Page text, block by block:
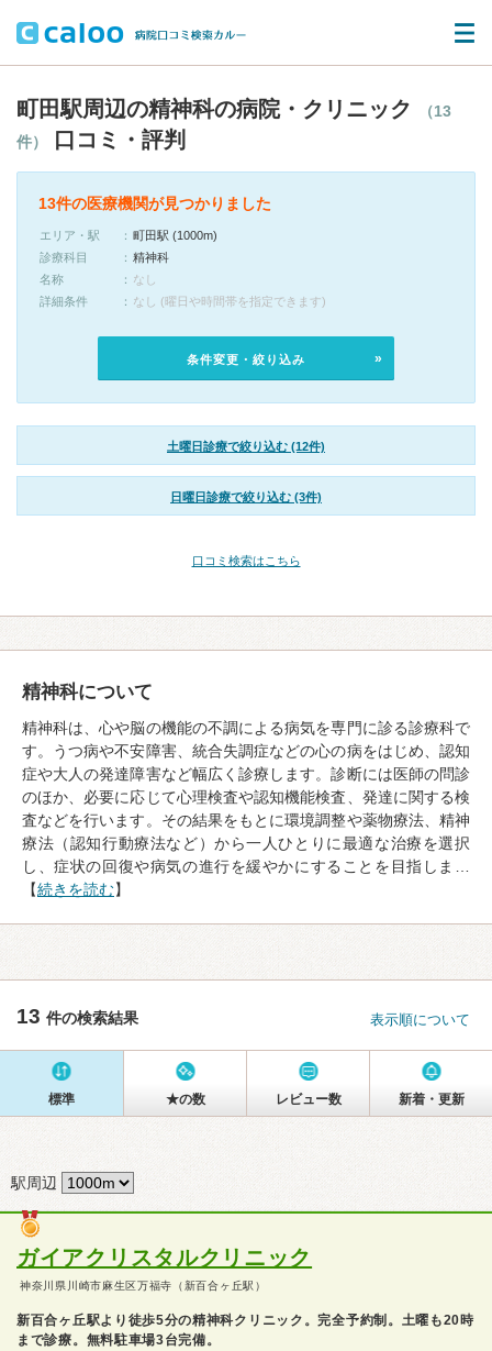
町田駅周辺の精神科の病院・クリニック
（13
件）
口コミ・評判
13件の医療機関が見つかりました
エリア・駅
町田駅 (1000m)
診療科目
精神科
名称
なし
詳細条件
なし (曜日や時間帯を指定できます)
条件変更・絞り込み
土曜日診療で絞り込む (12件)
日曜日診療で絞り込む (3件)
口コミ検索はこちら
精神科について
精神科は、心や脳の機能の不調による病気を専門に診る診療科で
す。うつ病や不安障害、統合失調症などの心の病をはじめ、認知
症や大人の発達障害など幅広く診療します。診断には医師の問診
のほか、必要に応じて心理検査や認知機能検査、発達に関する検
査などを行います。その結果をもとに環境調整や薬物療法、精神
療法（認知行動療法など）から一人ひとりに最適な治療を選択
し、症状の回復や病気の進行を緩やかにすることを目指しま…
【続きを読む】
13 件の検索結果 表示順について
標準 ★の数 レビュー数 新着・更新
駅周辺
ガイアクリスタルクリニック
神奈川県川崎市麻生区万福寺（新百合ヶ丘駅）
新百合ヶ丘駅より徒歩5分の精神科クリニック。完全予約制。土曜も20時
まで診療。無料駐車場3台完備。